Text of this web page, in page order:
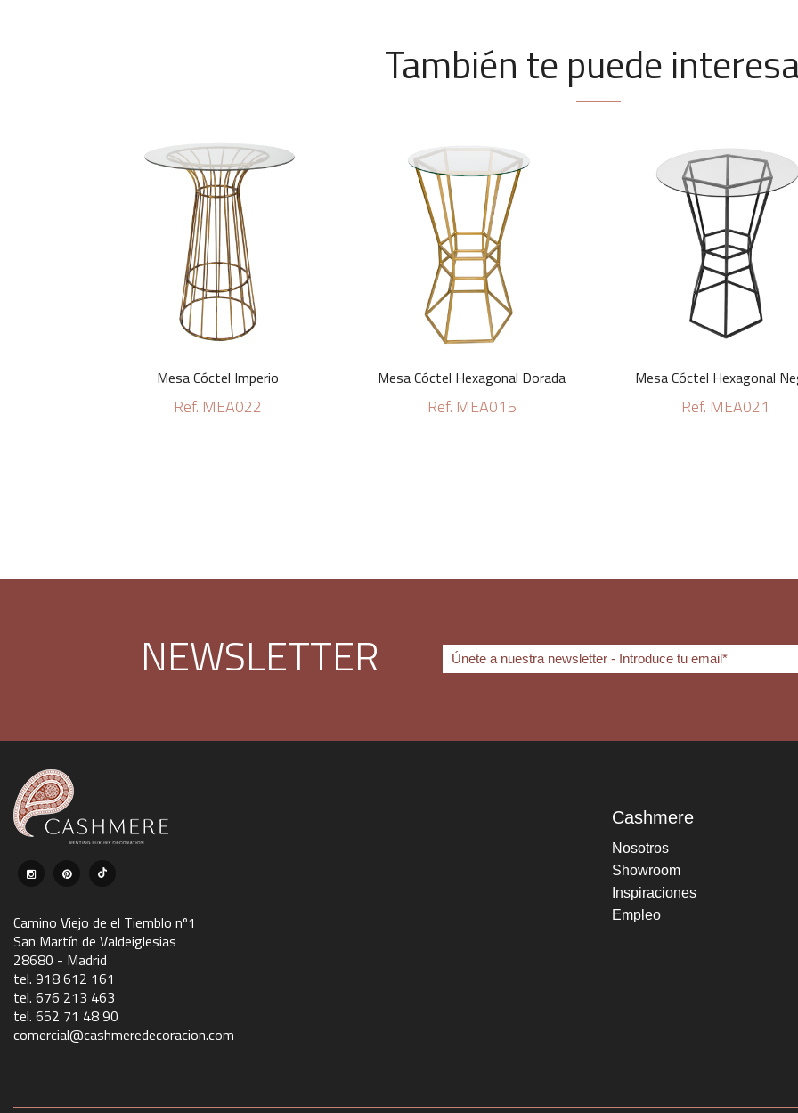
También te puede
Mesa Cóctel Imperio
Ref. MEA022
Mesa Cóctel Hexagonal Dorada
Ref. MEA015
Mesa Cóctel Hexagonal
Ref. MEA021
NEWSLETTER
Camino Viejo de el Tiemblo nº1
San Martín de Valdeiglesias
28680 - Madrid
tel. 918 612 161
tel. 676 213 463
tel. 652 71 48 90
comercial@cashmeredecoracion.com
Cashmere
Nosotros
Showroom
Inspiraciones
Empleo